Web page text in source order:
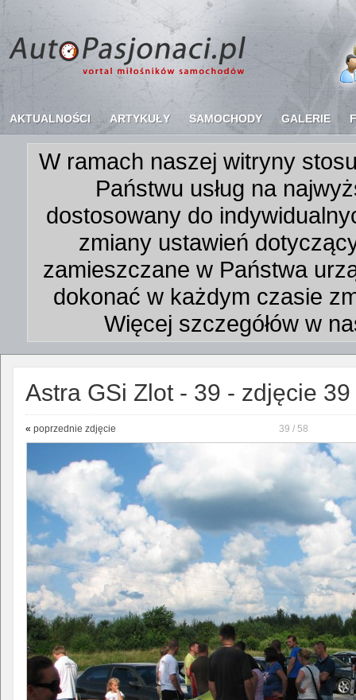
AKTUALNOŚCI ARTYKUŁY SAMOCHODY GALERIE
W ramach naszej witryny
Państwu usług na
dostosowany do
zmiany ustawień
zamieszczane w Państwa
dokonać w każdym czasie
Więcej szczegółów w
Astra GSi Zlot - 39 - zdjęcie 39
« poprzednie zdjęcie 39 / 58